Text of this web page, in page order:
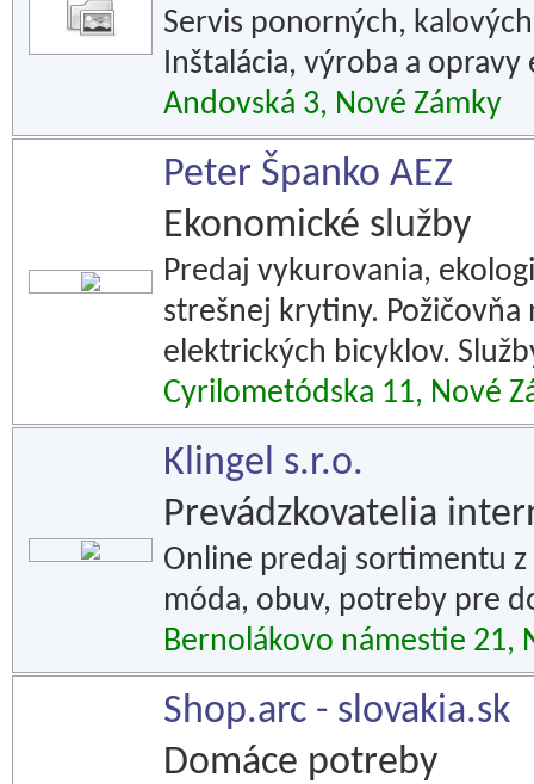
Servis ponorných,
Inštalácia, výroba a
Andovská 3, Nové Zámky
Peter Španko AEZ
Ekonomické služby
Predaj vykurovania,
strešnej krytiny. Požičovňa
elektrických bicyklov.
Cyrilometódska 11, Nové
Klingel s.r.o.
Prevádzkovatelia
Online predaj sortimentu z
móda, obuv, potreby pre
Bernolákovo námestie 21,
Shop.arc - slovakia.sk
Domáce potreby